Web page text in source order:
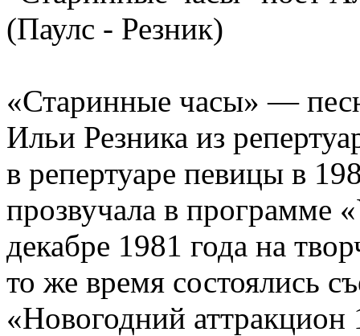
(Паулс - Резник)
«Старинные часы» —
Ильи Резника из
в репертуаре певицы в
прозвучала в программе
декабре 1981 года на
то же время состоялись
«Новогодний аттракцион